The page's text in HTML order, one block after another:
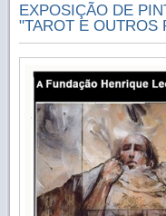
EXPOSIÇÃO DE
"TAROT E OUTROS